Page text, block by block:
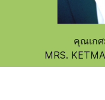
คุณเก
MRS.